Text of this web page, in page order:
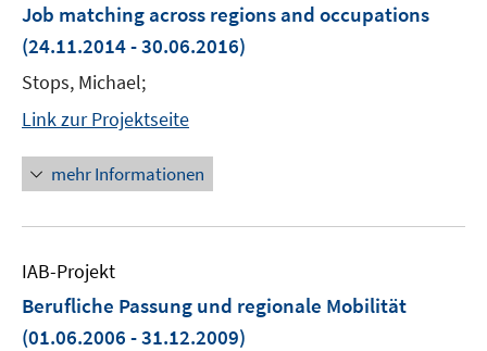
Job matching across regions and occupations
(24.11.2014 - 30.06.2016)
Stops, Michael;
Link zur Projektseite
mehr Informationen
IAB-Projekt
Berufliche Passung und regionale Mobilität
(01.06.2006 - 31.12.2009)